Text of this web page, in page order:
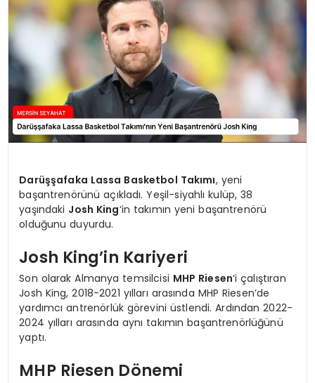
Darüşşafaka Lassa Basketbol Takımı, yeni
başantrenörünü açıkladı. Yeşil-siyahlı kulüp, 38
yaşındaki Josh King‘in takımın yeni başantrenörü
olduğunu duyurdu.
Josh King’in Kariyeri
Son olarak Almanya temsilcisi MHP Riesen‘i çalıştıran
Josh King, 2018-2021 yılları arasında MHP Riesen’de
yardımcı antrenörlük görevini üstlendi. Ardından 2022-
2024 yılları arasında aynı takımın başantrenörlüğünü
yaptı.
MHP Riesen Dönemi